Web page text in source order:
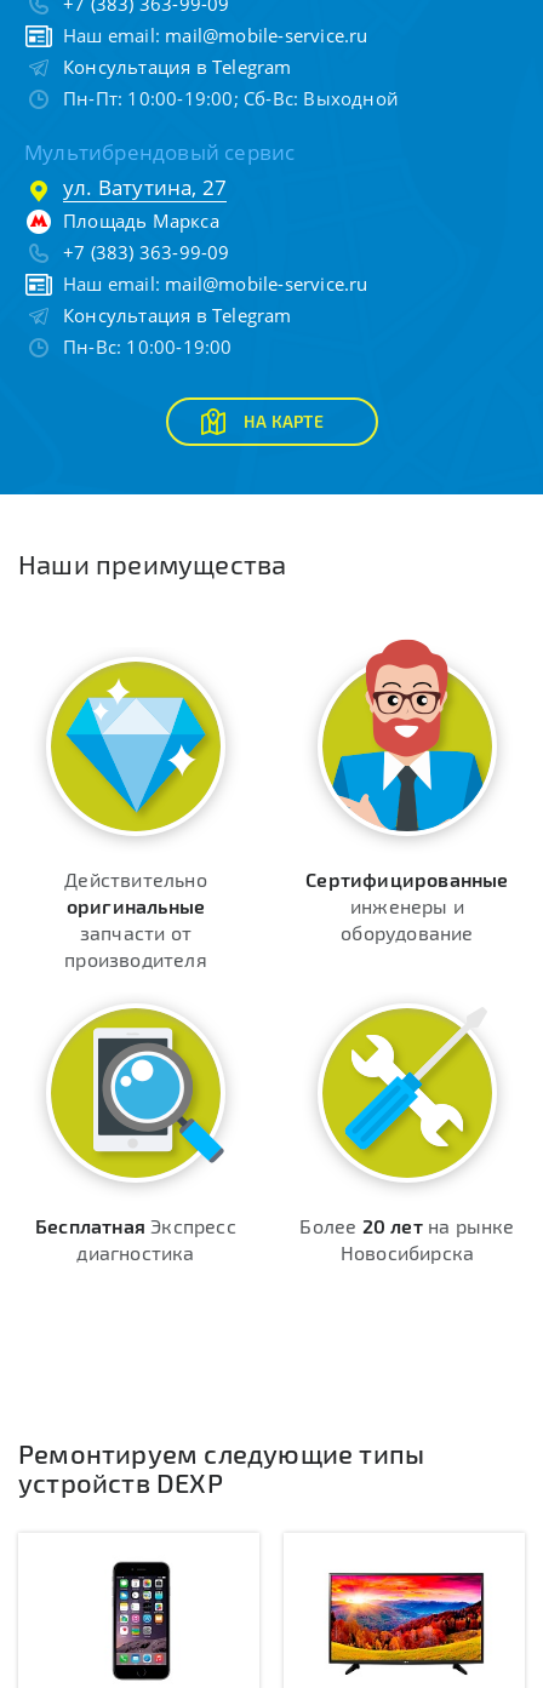
Наш email: mail@mobile-service.ru
Консультация в Telegram
Пн-Пт: 10:00-19:00; Сб-Вс: Выходной
Мультибрендовый сервис
ул. Ватутина, 27
Площадь Маркса
+7 (383) 363-99-09
Наш email: mail@mobile-service.ru
Консультация в Telegram
Пн-Вс: 10:00-19:00
НА КАРТЕ
Наши преимущества
Действительно
оригинальные
запчасти от
производителя
Сертифицированные
инженеры и
оборудование
Бесплатная Экспресс
диагностика
Более 20 летна рынке
Новосибирска
Ремонтируем следующие типы
устройств DEXP